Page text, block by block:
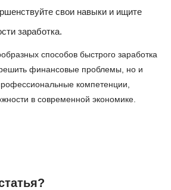
свои навыки и ищите
заработка.
способов быстрого заработка
решить финансовые проблемы, но и
компетенции,
в современной экономике.